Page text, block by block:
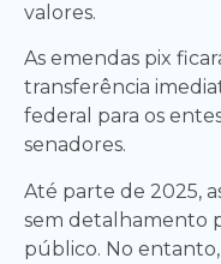
valores.
As emendas pix
transferência
federal para os
senadores.
Até parte de 2025,
sem detalhamento
público. No